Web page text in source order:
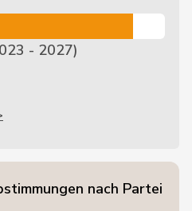
- 2027)
nach Partei